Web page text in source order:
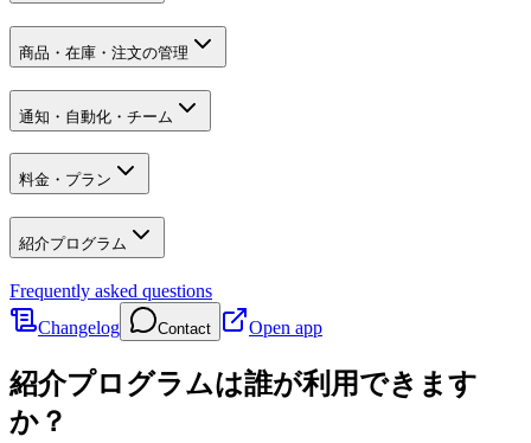
商品・在庫・注文の管理
通知・自動化・チーム
料金・プラン
紹介プログラム
Frequently asked questions
Changelog
Contact Open app
紹介プログラムは誰が利用できます
か？